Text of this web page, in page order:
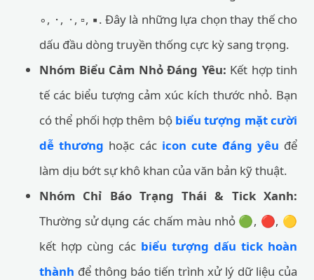
∘, ⬝, ⬞, ▫, ▪. Đây là những lựa chọn thay thế cho
dấu đầu dòng truyền thống cực kỳ sang trọng.
Nhóm Biểu Cảm Nhỏ Đáng Yêu: Kết hợp tinh
tế các biểu tượng cảm xúc kích thước nhỏ. Bạn
có thể phối hợp thêm bộ biểu tượng mặt cười
dễ thương hoặc các icon cute đáng yêu để
làm dịu bớt sự khô khan của văn bản kỹ thuật.
Nhóm Chỉ Báo Trạng Thái & Tick Xanh:
Thường sử dụng các chấm màu nhỏ 🟢, 🔴, 🟡
kết hợp cùng các biểu tượng dấu tick hoàn
thành để thông báo tiến trình xử lý dữ liệu của